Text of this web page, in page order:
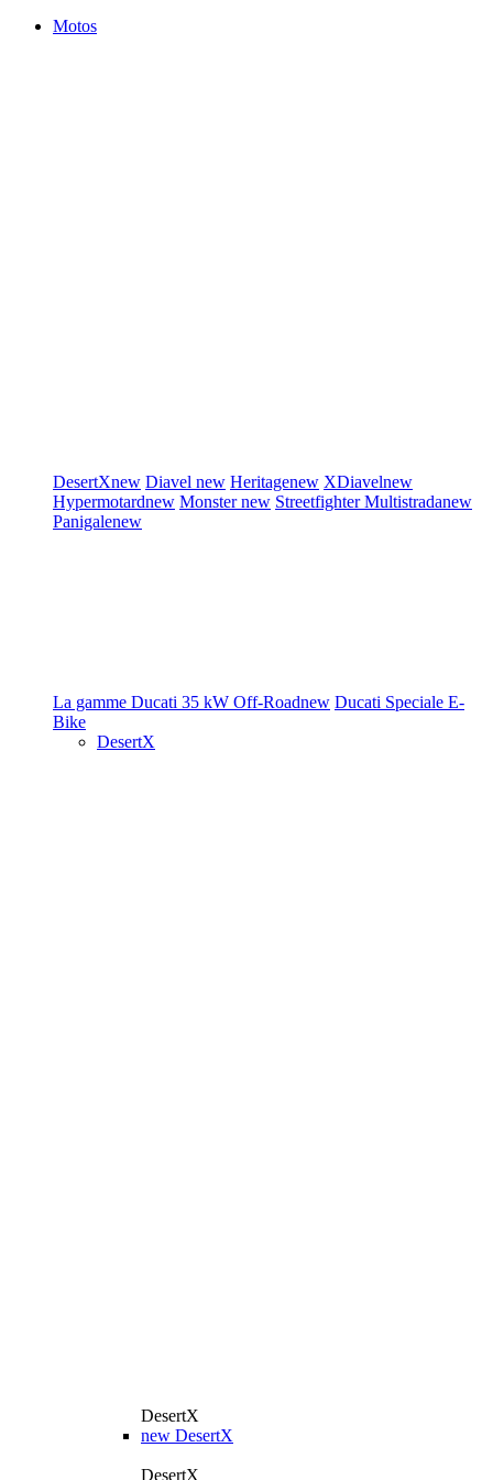
Motos
DesertXnew Diavel new Heritagenew XDiavelnew
Hypermotardnew Monsternew StreetfighterMultistradanew
Panigalenew
La gamme Ducati 35 kW Off-Roadnew Ducati Speciale E-
Bike
DesertX
DesertX
new DesertX
DesertX